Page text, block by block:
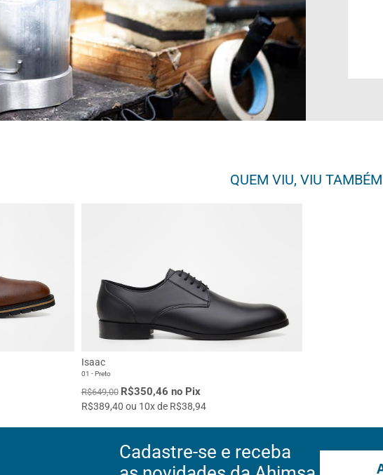
QUEM VIU, VIU TAMBÉM
Isaac
01 - Preto
R$649,00 R$350,46 no Pix
R$389,40 ou 10x de R$38,94
Cadastre-se e receba